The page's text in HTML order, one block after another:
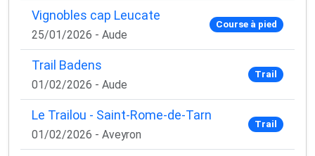
recevez chaque mois :
✅ Des conseils d'entraînement exclusifs
✅ Des astuces de pros pour progresser plus vite
✅ Les dernières tendances matos & nutrition
✅ Des codes promo et bons plans partenaires
1 email / mois. Zéro spam. 100 % utile.
Email
Vignobles cap Leucate
25/01/2026 - Aude
Course à pied
Trail Badens
01/02/2026 - Aude
Trail
Le Trailou - Saint-Rome-de-Tarn
01/02/2026 - Aveyron
Trail